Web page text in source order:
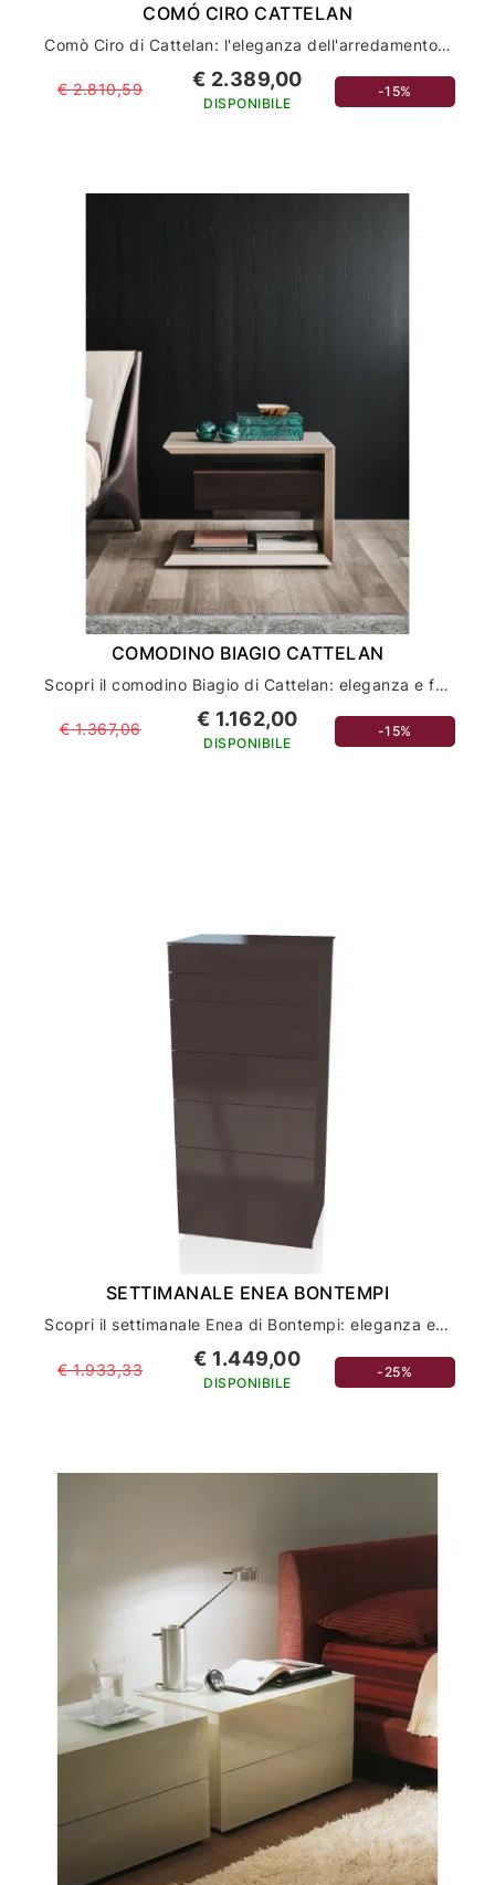
COMÓ CIRO CATTELAN
Comò Ciro di Cattelan: l'eleganza dell'arredamento per la tua casa
€ 2.810,59 € 2.389,00
DISPONIBILE
-15%
COMODINO BIAGIO CATTELAN
Scopri il comodino Biagio di Cattelan: eleganza e funzionalità per l'arredamento della tua casa
€ 1.367,06 € 1.162,00
DISPONIBILE
-15%
SETTIMANALE ENEA BONTEMPI
Scopri il settimanale Enea di Bontempi: eleganza e funzionalità per l'arredamento della tua casa
€ 1.933,33 € 1.449,00
DISPONIBILE
-25%